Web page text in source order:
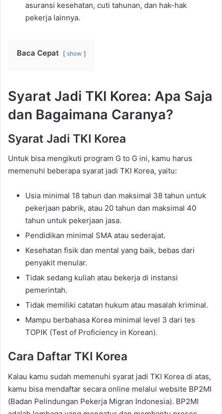
asuransi kesehatan, cuti tahunan, dan hak-hak
pekerja lainnya.
Baca Cepat show
Syarat Jadi TKI Korea: Apa Saja
dan Bagaimana Caranya?
Syarat Jadi TKI Korea
Untuk bisa mengikuti program G to G ini, kamu harus
memenuhi beberapa syarat jadi TKI Korea, yaitu:
Usia minimal 18 tahun dan maksimal 38 tahun untuk
pekerjaan pabrik, atau 20 tahun dan maksimal 40
tahun untuk pekerjaan jasa.
Pendidikan minimal SMA atau sederajat.
Kesehatan fisik dan mental yang baik, bebas dari
penyakit menular.
Tidak sedang kuliah atau bekerja di instansi
pemerintah.
Tidak memiliki catatan hukum atau masalah kriminal.
Mampu berbahasa Korea minimal level 3 dari tes
TOPIK (Test of Proficiency in Korean).
Cara Daftar TKI Korea
Kalau kamu sudah memenuhi syarat jadi TKI Korea di atas,
kamu bisa mendaftar secara online melalui website BP2MI
(Badan Pelindungan Pekerja Migran Indonesia). BP2MI